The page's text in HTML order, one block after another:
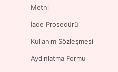
Metni
İade Prosedürü
Kullanım Sözleşmesi
Aydınlatma Formu